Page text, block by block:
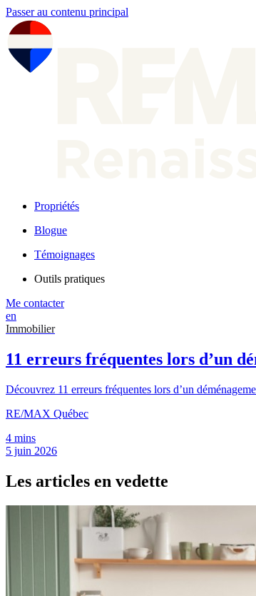
Passer au contenu principal
Propriétés
Blogue
Témoignages
Outils pratiques
Me contacter
en
Immobilier
11 erreurs fréquentes lors d’un
Découvrez 11 erreurs fréquentes lors d’un
RE/MAX Québec
4 mins
5 juin 2026
Les articles en vedette